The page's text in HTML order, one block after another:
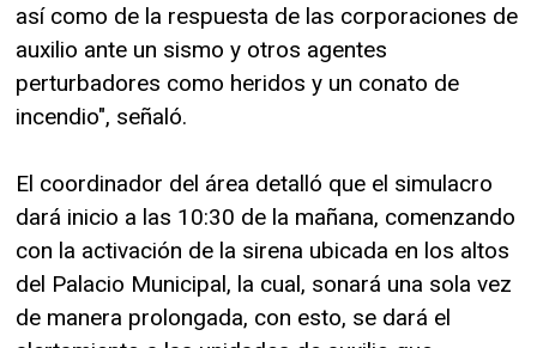
así como de la respuesta de las corporaciones de
auxilio ante un sismo y otros agentes
perturbadores como heridos y un conato de
incendio", señaló.
El coordinador del área detalló que el simulacro
dará inicio a las 10:30 de la mañana, comenzando
con la activación de la sirena ubicada en los altos
del Palacio Municipal, la cual, sonará una sola vez
de manera prolongada, con esto, se dará el